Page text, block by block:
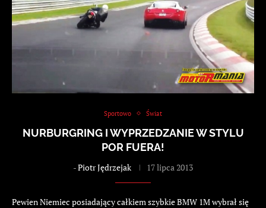
Sportowo Świat
NURBURGRING I WYPRZEDZANIE W STYLU
POR FUERA!
-Piotr Jędrzejak 17 lipca 2013
Pewien Niemiec posiadający całkiem szybkie BMW 1M wybrał się